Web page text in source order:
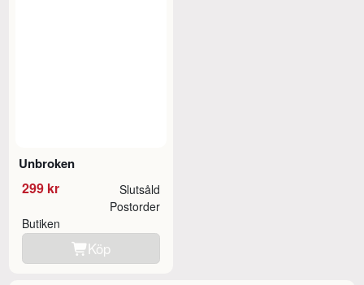
Unbroken
299 kr Slutsåld
Butiken
Postorder
Köp